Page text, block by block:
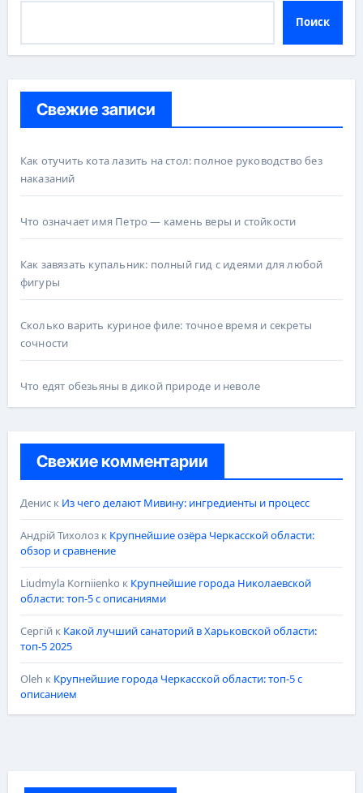
Поиск
Свежие записи
Как отучить кота лазить на стол: полное руководство без
наказаний
Что означает имя Петро — камень веры и стойкости
Как завязать купальник: полный гид с идеями для любой
фигуры
Сколько варить куриное филе: точное время и секреты
сочности
Что едят обезьяны в дикой природе и неволе
Свежие комментарии
Дениск Из чего делают Мивину: ингредиенты и процесс
Андрій Тихолозк Крупнейшие озёра Черкасской области:
обзор и сравнение
Liudmyla Korniienko к Крупнейшие города Николаевской
области: топ-5 с описаниями
Сергійк Какой лучший санаторий в Харьковской области:
топ-5 2025
Oleh к Крупнейшие города Черкасской области: топ-5 с
описанием